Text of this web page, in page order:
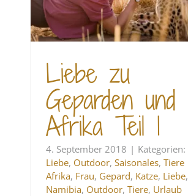
Liebe zu
Geparden und
Afrika Teil 1
4. September 2018 | Kategorien:
Liebe, Outdoor,Saisonales,Tiere
Afrika, Frau, Gepard, Katze, Liebe,
Namibia, Outdoor,Tiere, Urlaub